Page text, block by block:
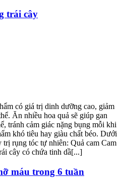
trái cây
có giá trị dinh dưỡng cao, giảm
Ăn nhiều hoa quả sẽ giúp gan
tránh cảm giác nặng bụng mỗi khi
khó tiêu hay giàu chất béo. Dưới
trị rụng tóc tự nhiên: Quả cam Cam
cây có chứa tinh dầ[...]
máu trong 6 tuần